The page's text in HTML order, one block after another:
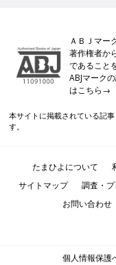
ＡＢＪマー
著作権者か
であること
ABJマーク
はこちら
本サイトに掲載されている記
す。
たまひよについて
サイトマップ
調査・
お問い合わせ
個人情報保護